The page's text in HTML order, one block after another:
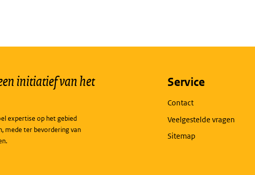
initiatief van het
expertise op het gebied
mede ter bevordering van
Service
Contact
Veelgestelde vragen
Sitemap